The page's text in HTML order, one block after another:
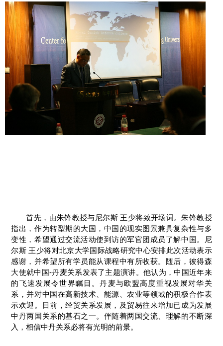
首先，由朱锋教授与尼尔斯 王少将致开场词。朱锋教授
指出，作为转型期的大国，中国的现实图景兼具复杂性与多
变性，希望通过交流活动使到访的军官团成员了解中国。尼
尔斯 王少将对北京大学国际战略研究中心安排此次活动表示
感谢，并希望所有学员能从课程中有所收获。随后，彼得森
大使就中国-丹麦关系发表了主题演讲。他认为，中国近年来
的飞速发展令世界瞩目。丹麦与欧盟高度重视发展对华关
系，并对中国在高新技术、能源、农业等领域的积极合作表
示欢迎。目前，经贸关系发展，及贸易往来增加已成为发展
中丹两国关系的基石之一。伴随着两国交流、理解的不断深
入，相信中丹关系必将有光明的前景。